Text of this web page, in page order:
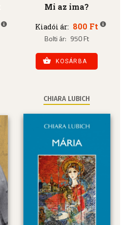
Mi az ima?
Kiadói ár: 800 Ft
Bolti ár: 950 Ft
KOSÁRBA
CHIARA LUBICH